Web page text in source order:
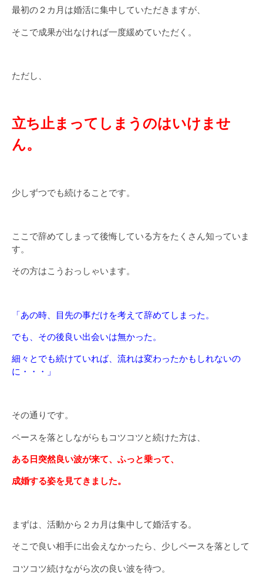
最初の２カ月は婚活に集中していただきますが、
そこで成果が出なければ一度緩めていただく。
ただし、
立ち止まってしまうのはいけませ
ん。
少しずつでも続けることです。
ここで辞めてしまって後悔している方をたくさん知っていま
す。
その方はこうおっしゃいます。
「あの時、目先の事だけを考えて辞めてしまった。
でも、その後良い出会いは無かった。
細々とでも続けていれば、流れは変わったかもしれないの
に・・・」
その通りです。
ペースを落としながらもコツコツと続けた方は、
ある日突然良い波が来て、ふっと乗って、
成婚する姿を見てきました。
まずは、活動から２カ月は集中して婚活する。
そこで良い相手に出会えなかったら、少しペースを落として
コツコツ続けながら次の良い波を待つ。